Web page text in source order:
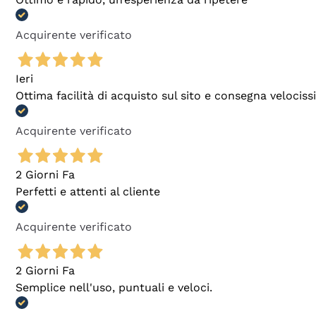
Acquirente verificato
Ieri
Ottima facilità di acquisto sul sito e consegna
Acquirente verificato
2 Giorni Fa
Perfetti e attenti al cliente
Acquirente verificato
2 Giorni Fa
Semplice nell'uso, puntuali e veloci.